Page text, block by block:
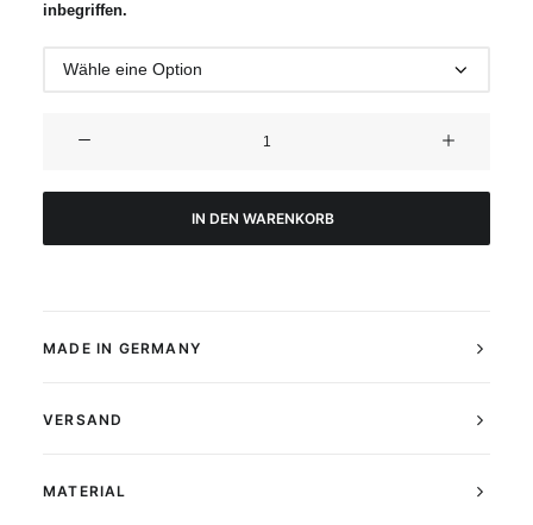
inbegriffen.
Poster
IN DEN WARENKORB
MADE IN GERMANY
VERSAND
MATERIAL